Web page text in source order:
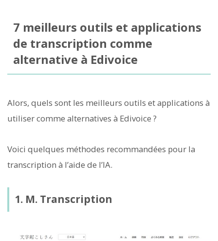
7 meilleurs outils et applications
de transcription comme
alternative à Edivoice
Alors, quels sont les meilleurs outils et applications à
utiliser comme alternatives à Edivoice ?
Voici quelques méthodes recommandées pour la
transcription à l’aide de l’IA.
1. M. Transcription